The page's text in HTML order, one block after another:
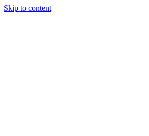
Skip to content